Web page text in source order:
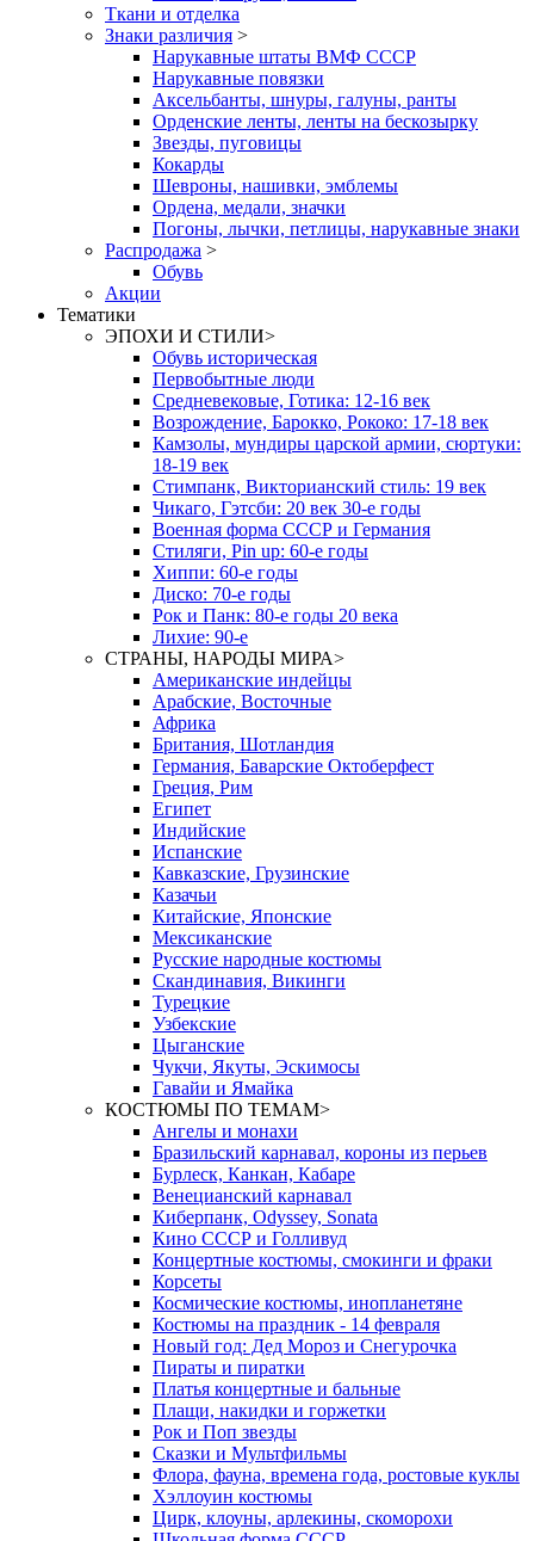
Ткани и отделка
Знаки различия >
Нарукавные штаты ВМФ СССР
Нарукавные повязки
Аксельбанты, шнуры, галуны, ранты
Орденские ленты, ленты на бескозырку
Звезды, пуговицы
Кокарды
Шевроны, нашивки, эмблемы
Ордена, медали, значки
Погоны, лычки, петлицы, нарукавные знаки
Распродажа >
Обувь
Акции
Тематики
ЭПОХИ И СТИЛИ>
Обувь историческая
Первобытные люди
Средневековые, Готика: 12-16 век
Возрождение, Барокко, Рококо: 17-18 век
Камзолы, мундиры царской армии, сюртуки:
18-19 век
Стимпанк, Викторианский стиль: 19 век
Чикаго, Гэтсби: 20 век 30-е годы
Военная форма СССР и Германия
Стиляги, Pin up: 60-е годы
Хиппи: 60-е годы
Диско: 70-е годы
Рок и Панк: 80-е годы 20 века
Лихие: 90-е
СТРАНЫ, НАРОДЫ МИРА>
Американские индейцы
Арабские, Восточные
Африка
Британия, Шотландия
Германия, Баварские Октоберфест
Греция, Рим
Египет
Индийские
Испанские
Кавказские, Грузинские
Казачьи
Китайские, Японские
Мексиканские
Русские народные костюмы
Скандинавия, Викинги
Турецкие
Узбекские
Цыганские
Чукчи, Якуты, Эскимосы
Гавайи и Ямайка
КОСТЮМЫ ПО ТЕМАМ>
Ангелы и монахи
Бразильский карнавал, короны из перьев
Бурлеск, Канкан, Кабаре
Венецианский карнавал
Киберпанк, Odyssey, Sonata
Кино СССР и Голливуд
Концертные костюмы, смокинги и фраки
Корсеты
Космические костюмы, инопланетяне
Костюмы на праздник - 14 февраля
Новый год: Дед Мороз и Снегурочка
Пираты и пиратки
Платья концертные и бальные
Плащи, накидки и горжетки
Рок и Поп звезды
Сказки и Мультфильмы
Флора, фауна, времена года, ростовые куклы
Хэллоуин костюмы
Цирк, клоуны, арлекины, скоморохи